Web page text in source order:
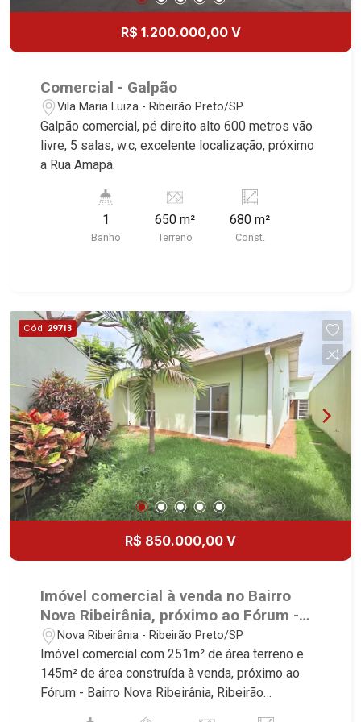
R$ 1.200.000,00 V
Comercial - Galpão
Vila Maria Luiza - Ribeirão Preto/SP
Galpão comercial, pé direito alto 600 metros vão
livre, 5 salas, w.c, excelente localização, próximo
a Rua Amapá.
1
Banho
650 m²
Terreno
680 m²
Const.
Cód. 29713
R$ 850.000,00 V
Imóvel comercial à venda no Bairro
Nova Ribeirânia, próximo ao Fórum -
Ribeirão Preto/SP.
Nova Ribeirânia - Ribeirão Preto/SP
Imóvel comercial com 251m² de área terreno e
145m² de área construída à venda, próximo ao
Fórum - Bairro Nova Ribeirânia, Ribeirão